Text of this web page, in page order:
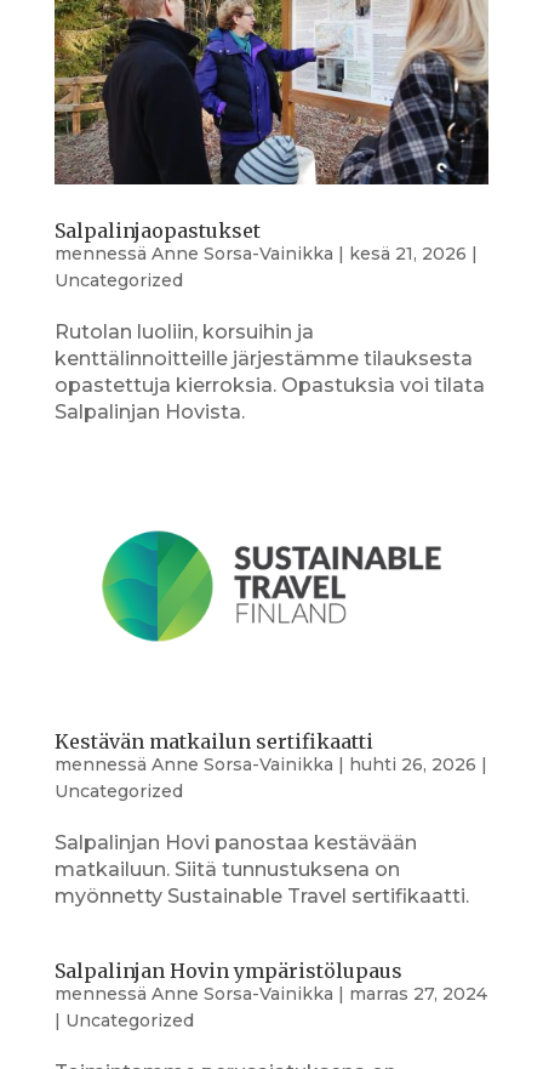
Salpalinjaopastukset
mennessä Anne Sorsa-Vainikka | kesä 21, 2026 |
Uncategorized
Rutolan luoliin, korsuihin ja
kenttälinnoitteille järjestämme tilauksesta
opastettuja kierroksia. Opastuksia voi tilata
Salpalinjan Hovista.
Kestävän matkailun sertifikaatti
mennessä Anne Sorsa-Vainikka | huhti 26, 2026 |
Uncategorized
Salpalinjan Hovi panostaa kestävään
matkailuun. Siitä tunnustuksena on
myönnetty Sustainable Travel sertifikaatti.
Salpalinjan Hovin ympäristölupaus
mennessä Anne Sorsa-Vainikka | marras 27, 2024
| Uncategorized